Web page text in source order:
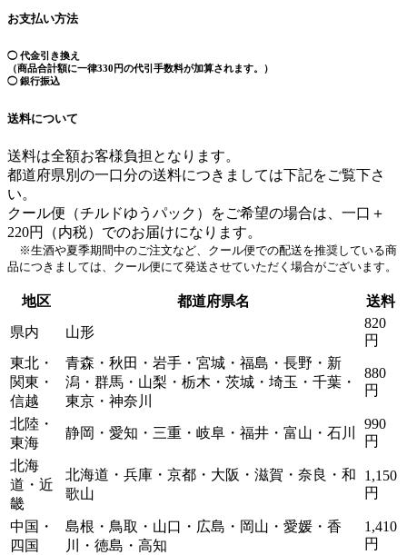
お支払い方法
◯ 代金引き換え
（商品合計額に一律330円の代引手数料が加算されます。）
◯ 銀行振込
送料について
送料は全額お客様負担となります。
都道府県別の一口分の送料につきましては下記をご覧下さ
い。
クール便（チルドゆうパック）をご希望の場合は、一口＋
220円（内税）でのお届けになります。
※生酒や夏季期間中のご注文など、クール便での配送を推奨している商
品につきましては、クール便にて発送させていただく場合がございます。
地区 都道府県名
送料
県内
山形
820
円
東北・
関東・
信越
青森・秋田・岩手・宮城・福島・長野・新
潟・群馬・山梨・栃木・茨城・埼玉・千葉・
東京・神奈川
880
円
北陸・
東海
静岡・愛知・三重・岐阜・福井・富山・石川
990
円
北海
道・近
畿
北海道・兵庫・京都・大阪・滋賀・奈良・和
歌山
1,150
円
中国・
四国
島根・鳥取・山口・広島・岡山・愛媛・香
川・徳島・高知
1,410
円